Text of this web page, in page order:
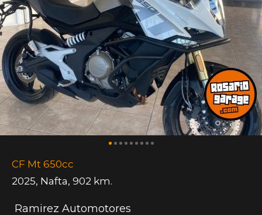
CF Mt 650cc
2025, Nafta, 902 km.
Ramirez Automotores